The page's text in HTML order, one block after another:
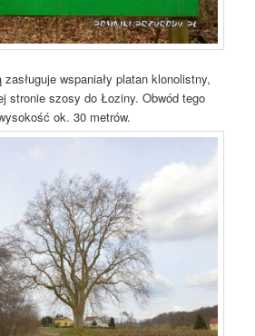
wspaniały platan klonolistny,
stronie szosy do Łoziny. Obwód tego
ok. 30 metrów.